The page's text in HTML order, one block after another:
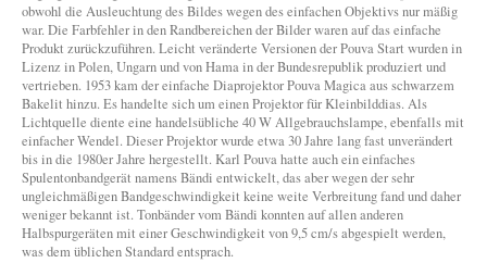
obwohl die Ausleuchtung des Bildes wegen des einfachen Objektivs nur mäßig
war. Die Farbfehler in den Randbereichen der Bilder waren auf das einfache
Produkt zurückzuführen. Leicht veränderte Versionen der Pouva Start wurden in
Lizenz in Polen, Ungarn und von Hama in der Bundesrepublik produziert und
vertrieben. 1953 kam der einfache Diaprojektor Pouva Magica aus schwarzem
Bakelit hinzu. Es handelte sich um einen Projektor für Kleinbilddias. Als
Lichtquelle diente eine handelsübliche 40 W Allgebrauchslampe, ebenfalls mit
einfacher Wendel. Dieser Projektor wurde etwa 30 Jahre lang fast unverändert
bis in die 1980er Jahre hergestellt. Karl Pouva hatte auch ein einfaches
Spulentonbandgerät namens Bändi entwickelt, das aber wegen der sehr
ungleichmäßigen Bandgeschwindigkeit keine weite Verbreitung fand und daher
weniger bekannt ist. Tonbänder vom Bändi konnten auf allen anderen
Halbspurgeräten mit einer Geschwindigkeit von 9,5 cm/s abgespielt werden,
was dem üblichen Standard entsprach.